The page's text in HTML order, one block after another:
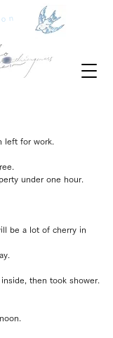
left for work.
under one hour.
be a lot of cherry in
then took shower.